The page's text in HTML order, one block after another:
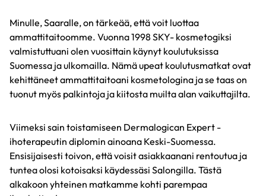
Minulle, Saaralle, on tärkeää, että voit luottaa
ammattitaitoomme. Vuonna 1998 SKY- kosmetogiksi
valmistuttuani olen vuosittain käynyt koulutuksissa
Suomessa ja ulkomailla. Nämä upeat koulutusmatkat ovat
kehittäneet ammattitaitoani kosmetologina ja se taas on
tuonut myös palkintoja ja kiitosta muilta alan vaikuttajilta.
Viimeksi sain toistamiseen Dermalogican Expert -
ihoterapeutin diplomin ainoana Keski-Suomessa.
Ensisijaisesti toivon, että voisit asiakkaanani rentoutua ja
tuntea olosi kotoisaksi käydessäsi Salongilla. Tästä
alkakoon yhteinen matkamme kohti parempaa